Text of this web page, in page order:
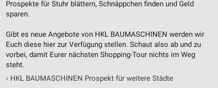
Prospekte für Stuhr blättern, Schnäppchen finden und Geld
sparen.
Gibt es neue Angebote von HKL BAUMASCHINEN werden wir
Euch diese hier zur Verfügung stellen. Schaut also ab und zu
vorbei, damit Eurer nächsten Shopping-Tour nichts im Weg
steht.
› HKL BAUMASCHINEN Prospekt für weitere Städte
Analyse von Zielgruppen durch Statistiken oder
Quellen
Entwicklung und Verbesserung der Angebote
Verwendung reduzierter Daten zur Auswahl von
Inhalten
IAB-Besonderheiten: